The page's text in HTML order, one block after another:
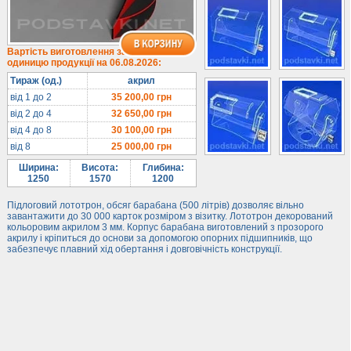
Під посуд
Під поліграфію
Навісні кишені
Менюхолдери
Під мобільні
Під біжутерію
Гірки та подіуми
Під косметику
Під солодке
Для хот-догів
Лототрони
Ящики з акрилу
Вартість виготовлення за
одиницю продукції на 06.08.2026:
Тираж (од.)
акрил
від 1 до 2
35 200,00 грн
від 2 до 4
32 650,00 грн
від 4 до 8
30 100,00 грн
від 8
25 000,00 грн
Ширина:
1250
Висота:
1570
Глибина:
1200
Підлоговий лототрон, обсяг барабана (500 літрів) дозволяє вільно
завантажити до 30 000 карток розміром з візитку. Лототрон декорований
кольоровим акрилом 3 мм. Корпус барабана виготовлений з прозорого
акрилу і кріпиться до основи за допомогою опорних підшипників, що
забезпечує плавний хід обертання і довговічність конструкції.